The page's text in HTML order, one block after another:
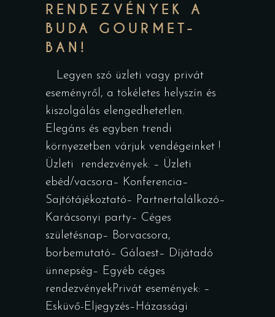
RENDEZVÉNYEK A
BUDA GOURMET-
BAN!
Legyen szó üzleti vagy privát
eseményről, a tökéletes helyszín és
kiszolgálás elengedhetetlen.
Elegáns és egyben trendi
környezetben várjuk vendégeinket !
Üzleti rendezvények: – Üzleti
ebéd/vacsora– Konferencia–
Sajtótájékoztató– Partnertalálkozó–
Karácsonyi party– Céges
születésnap– Borvacsora,
borbemutató– Gálaest– Díjátadó
ünnepség– Egyéb céges
rendezvényekPrivát események: –
Esküvő-Eljegyzés–Házassági